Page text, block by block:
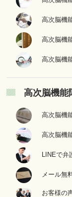
高次脳機
高次脳機
高次脳機
高次脳機能
高次脳機
高次脳機
LINEで弁
メール無
お客様の